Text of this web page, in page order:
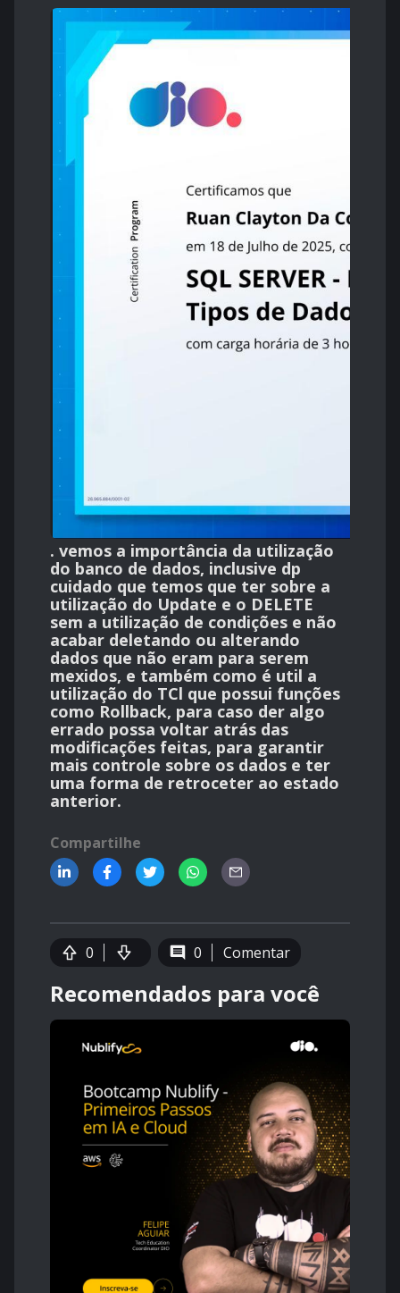
. vemos a importância da utilização
do banco de dados, inclusive dp
cuidado que temos que ter sobre a
utilização do Update e o DELETE
sem a utilização de condições e não
acabar deletando ou alterando
dados que não eram para serem
mexidos, e também como é util a
utilização do TCl que possui funções
como Rollback, para caso der algo
errado possa voltar atrás das
modificações feitas, para garantir
mais controle sobre os dados e ter
uma forma de retroceter ao estado
anterior.
Compartilhe
0 0 Comentar
Recomendados para você